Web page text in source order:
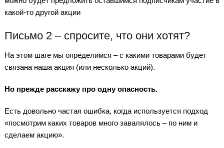
какой-то другой акции
Письмо 2 – спросите, что они хотят?
На этом шаге мы определимся – с какими товарами будет
связана наша акция (или несколько акций).
Но прежде расскажу про одну опасность.
Есть довольно частая ошибка, когда используется подход
«посмотрим каких товаров много завалялось – по ним и
сделаем акцию».